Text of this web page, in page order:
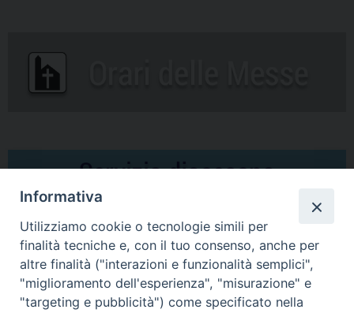
Comunicati Stampa
Il cordoglio dei Vescovi di Puglia per la morte di S.E.R. Mons. Agostino
Informativa
Utilizziamo cookie o tecnologie simili per
finalità tecniche e, con il tuo consenso, anche per
altre finalità ("interazioni e funzionalità semplici",
"miglioramento dell'esperienza", "misurazione" e
"targeting e pubblicità") come specificato nella